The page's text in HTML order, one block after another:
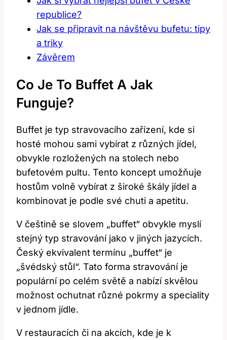
republice?
Jak se připravit na návštěvu bufetu: tipy
a triky
Závěrem
Co Je To Buffet A Jak
Funguje?
Buffet je typ stravovacího zařízení, kde si
hosté mohou sami vybírat z různých jídel,
obvykle rozložených na stolech nebo
bufetovém pultu. Tento koncept umožňuje
hostům volně vybírat z široké škály jídel a
kombinovat je podle své chuti a apetitu.
V češtině se slovem „buffet“ obvykle myslí
stejný typ stravování jako v jiných jazycích.
Český ekvivalent termínu „buffet“ je
„švédský stůl“. Tato forma stravování je
populární po celém světě a nabízí skvělou
možnost ochutnat různé pokrmy a speciality
v jednom jídle.
V restauracích či na akcích, kde je k